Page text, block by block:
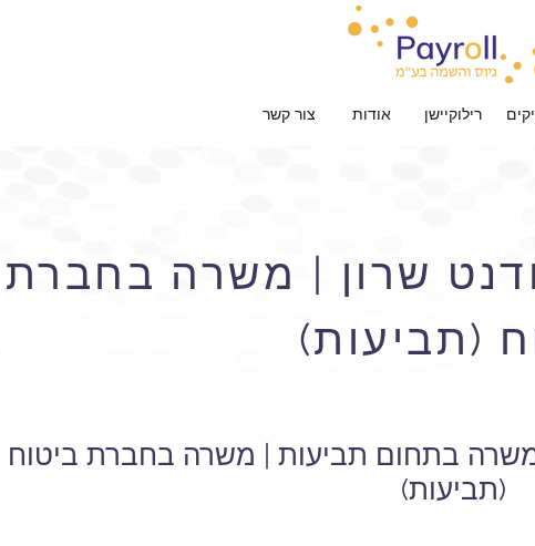
רילוקיישן אודות צור קשר
שרון | משרה בחברת
(תביעות)
משרה בתחום תביעות | משרה בחברת ביטוח
(תביעות)